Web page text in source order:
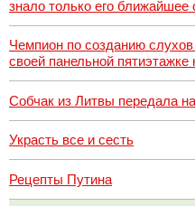
знало только его ближайшее
Чемпион по созданию
своей панельной пятиэтажке
Собчак из Литвы передала
Украсть все и сесть
Рецепты Путина